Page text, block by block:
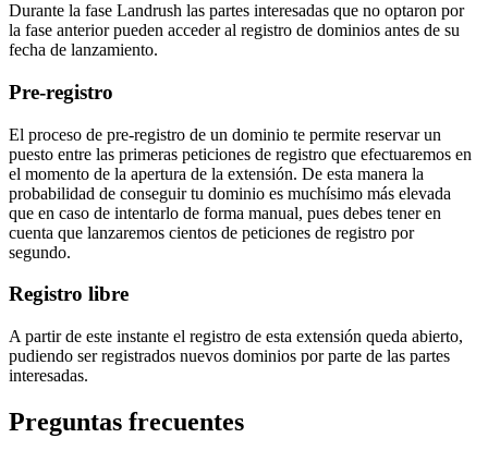
Durante la fase Landrush las partes interesadas que no optaron por
la fase anterior pueden acceder al registro de dominios antes de su
fecha de lanzamiento.
Pre-registro
El proceso de pre-registro de un dominio te permite reservar un
puesto entre las primeras peticiones de registro que efectuaremos en
el momento de la apertura de la extensión. De esta manera la
probabilidad de conseguir tu dominio es muchísimo más elevada
que en caso de intentarlo de forma manual, pues debes tener en
cuenta que lanzaremos cientos de peticiones de registro por
segundo.
Registro libre
A partir de este instante el registro de esta extensión queda abierto,
pudiendo ser registrados nuevos dominios por parte de las partes
interesadas.
Preguntas frecuentes